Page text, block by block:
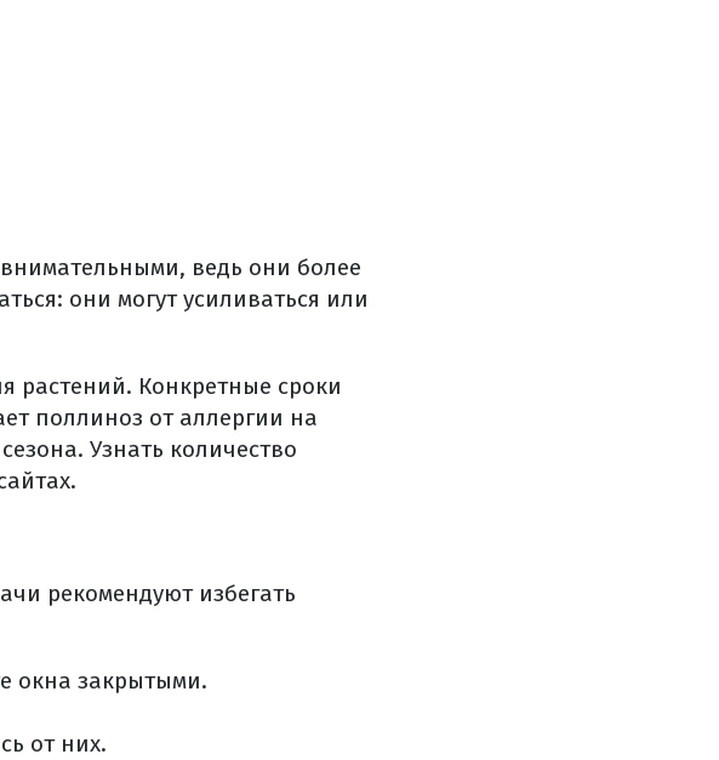
ведь они более
они могут усиливаться или
растений. Конкретные сроки
поллиноз от аллергии на
Узнать количество
рекомендуют избегать
окна закрытыми.
от них.